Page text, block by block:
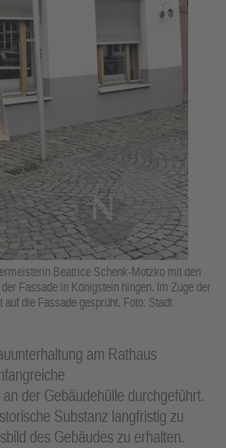
Beatrice Schenk-Motzko mit den
Fassade in Königstein hingen. Im Zuge der
die Fassade gesprüht. Foto: Stadt
am Rathaus
der Gebäudehülle durchgeführt.
Substanz langfristig zu
des Gebäudes zu erhalten.